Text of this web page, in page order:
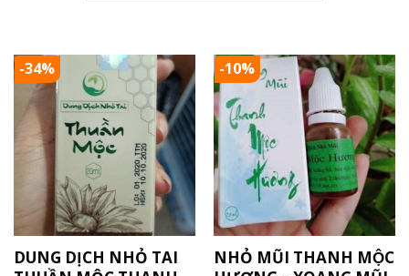
-34%
DUNG DỊCH NHỎ TAI
-10%
NHỎ MŨI THANH MỘC